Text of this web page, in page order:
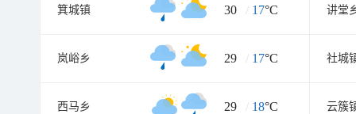
箕城镇 30 / 17°C 讲堂
岚峪乡 29 / 17°C 社城
西马乡 29 / 18°C 云簇